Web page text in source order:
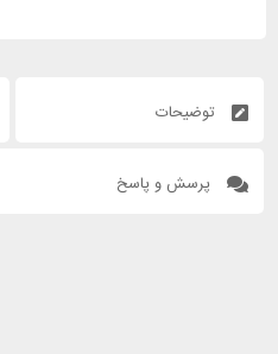
توضیحات
پرسش و پاسخ